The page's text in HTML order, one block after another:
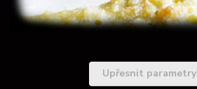
Upřesnit parametry